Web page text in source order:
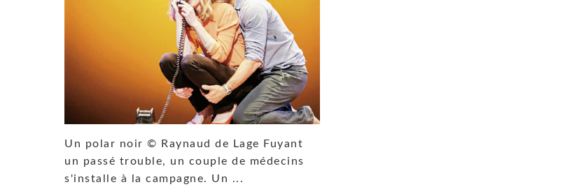
Un polar noir © Raynaud de Lage Fuyant
un passé trouble, un couple de médecins
s'installe à la campagne. Un ...